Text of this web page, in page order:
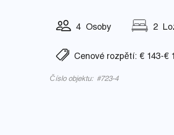
4 Osoby 2
Cenové rozpětí: € 143-€
Číslo objektu: #723-4